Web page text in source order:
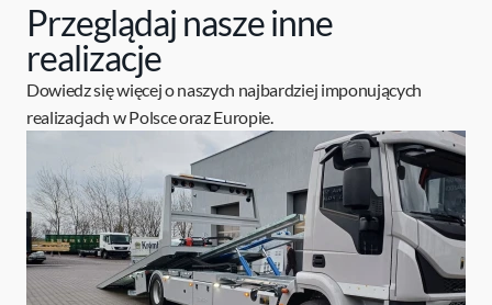
Przeglądaj nasze inne
realizacje
Dowiedz się więcej o naszych najbardziej imponujących
realizacjach w Polsce oraz Europie.